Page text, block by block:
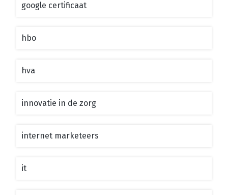
google certificaat
hbo
hva
innovatie in de zorg
internet marketeers
it